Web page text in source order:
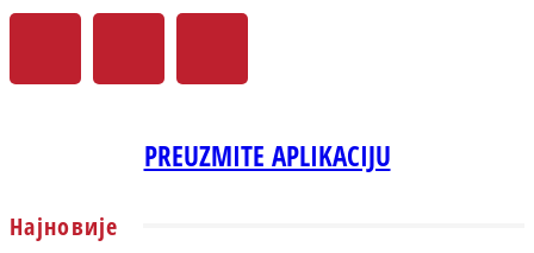
PREUZMITE APLIKACIJU
Најновије